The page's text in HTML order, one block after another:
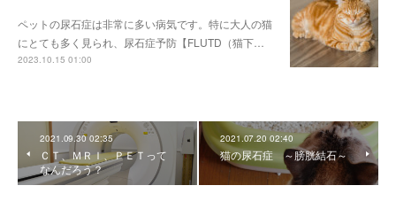
ペットの尿石症は非常に多い病気です。特に大人の猫
にとても多く見られ、尿石症予防【FLUTD（猫下…
2023.10.15 01:00
2021.09.30 02:35
ＣＴ、ＭＲＩ、ＰＥＴって
なんだろう？
2021.07.20 02:40
猫の尿石症 ～膀胱結石～